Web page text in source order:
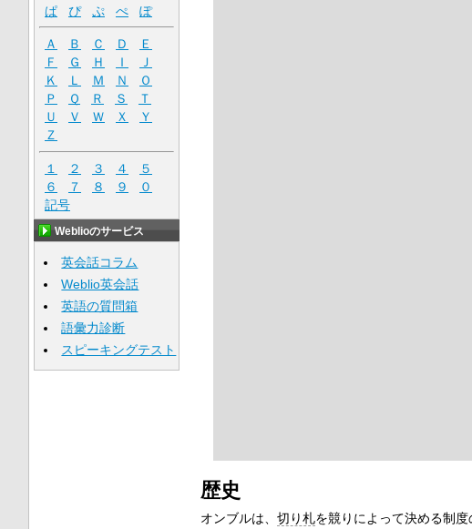
歴史
オンブルは、 切り札を競りによって決める制
ぱ
ぴ ぷ ぺ ぽ
Ａ Ｂ Ｃ Ｄ
Ｅ
Ｆ
Ｇ Ｈ Ｉ
Ｊ
Ｋ
Ｌ Ｍ Ｎ
Ｏ
Ｐ
Ｑ Ｒ Ｓ
Ｔ
Ｕ
Ｖ Ｗ Ｘ
Ｙ
Ｚ
１ ２ ３ ４
５
６
７ ８ ９
０
記号
Weblioのサービス
英会話コラム
Weblio英会話
英語の質問箱
語彙力診断
スピーキングテスト